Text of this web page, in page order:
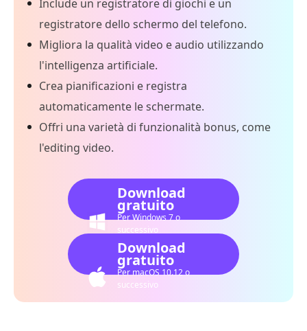
Include un registratore di giochi e un
registratore dello schermo del telefono.
Migliora la qualità video e audio utilizzando
l'intelligenza artificiale.
Crea pianificazioni e registra
automaticamente le schermate.
Offri una varietà di funzionalità bonus, come
l'editing video.
Download
gratuito
Per Windows 7 o
successivo
Download
gratuito
Per macOS 10.12 o
successivo